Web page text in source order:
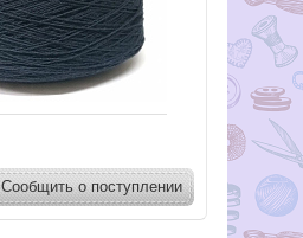
Сообщить о поступлении